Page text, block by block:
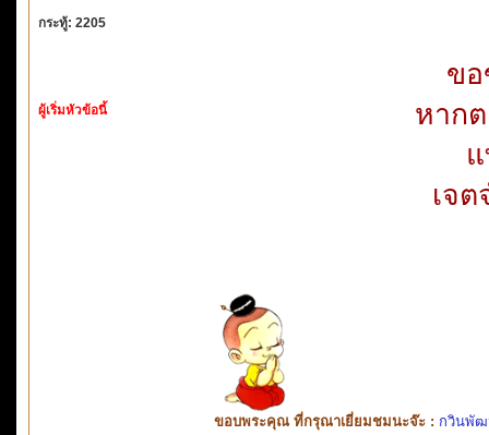
กระทู้: 2205
ผู้เริ่มหัวข้อนี้
ขอ
หาก
เจ
ขอบพระคุณ ที่กรุณาเยี่ยมชมนะจ๊ะ : กวินพั